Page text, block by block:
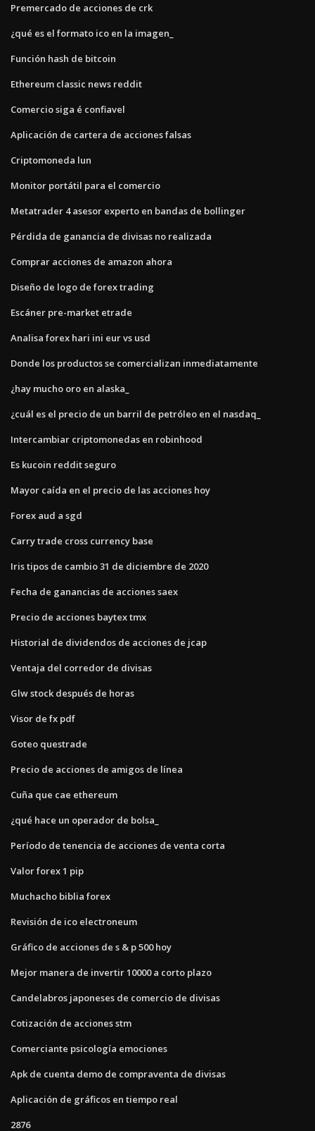
Premercado de acciones de crk
¿qué es el formato ico en la imagen_
Función hash de bitcoin
Ethereum classic news reddit
Comercio siga é confiavel
Aplicación de cartera de acciones falsas
Criptomoneda lun
Monitor portátil para el comercio
Metatrader 4 asesor experto en bandas de bollinger
Pérdida de ganancia de divisas no realizada
Comprar acciones de amazon ahora
Diseño de logo de forex trading
Escáner pre-market etrade
Analisa forex hari ini eur vs usd
Donde los productos se comercializan inmediatamente
¿hay mucho oro en alaska_
¿cuál es el precio de un barril de petróleo en el nasdaq_
Intercambiar criptomonedas en robinhood
Es kucoin reddit seguro
Mayor caída en el precio de las acciones hoy
Forex aud a sgd
Carry trade cross currency base
Iris tipos de cambio 31 de diciembre de 2020
Fecha de ganancias de acciones saex
Precio de acciones baytex tmx
Historial de dividendos de acciones de jcap
Ventaja del corredor de divisas
Glw stock después de horas
Visor de fx pdf
Goteo questrade
Precio de acciones de amigos de línea
Cuña que cae ethereum
¿qué hace un operador de bolsa_
Período de tenencia de acciones de venta corta
Valor forex 1 pip
Muchacho biblia forex
Revisión de ico electroneum
Gráfico de acciones de s & p 500 hoy
Mejor manera de invertir 10000 a corto plazo
Candelabros japoneses de comercio de divisas
Cotización de acciones stm
Comerciante psicología emociones
Apk de cuenta demo de compraventa de divisas
Aplicación de gráficos en tiempo real
2876